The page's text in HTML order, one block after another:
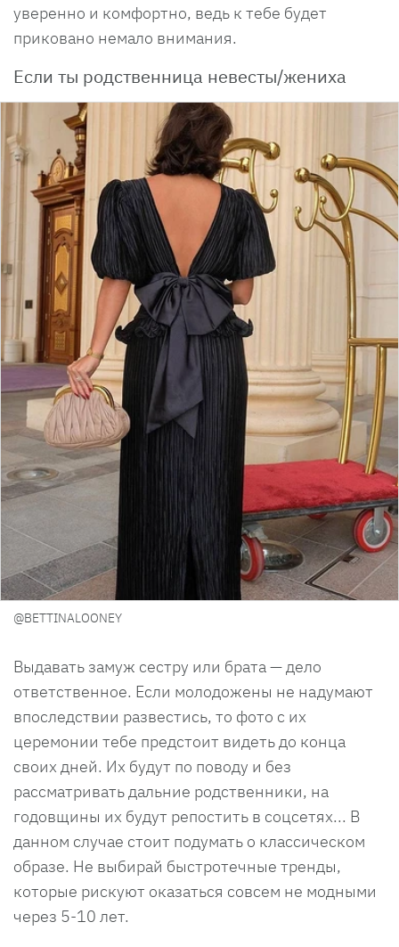
уверенно и комфортно, ведь к тебе будет
приковано немало внимания.
Если ты родственница невесты/жениха
@BETTINALOONEY
Выдавать замуж сестру или брата — дело
ответственное. Если молодожены не надумают
впоследствии развестись, то фото с их
церемонии тебе предстоит видеть до конца
своих дней. Их будут по поводу и без
рассматривать дальние родственники, на
годовщины их будут репостить в соцсетях... В
данном случае стоит подумать о классическом
образе. Не выбирай быстротечные тренды,
которые рискуют оказаться совсем не модными
через 5-10 лет.